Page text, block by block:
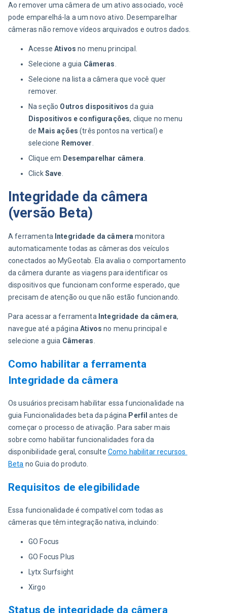
Ao remover uma câmera de um ativo associado, você
pode emparelhá-la a um novo ativo. Desemparelhar
câmeras não remove vídeos arquivados e outros dados.
AcesseAtivos no menu principal.
Selecione a guia Câmeras
Selecione na lista a câmera que você quer
remover.
Na seção Outros dispositivos da guia
Dispositivos e configurações, clique no menu
de Mais ações (três pontos na vertical) e
selecione Remover
Clique em Desemparelhar câmera
ClickSave
Integridade da câmera
(versão Beta)
A ferramenta Integridade da câmera monitora
automaticamente todas as câmeras dos veículos
conectados ao MyGeotab. Ela avalia o comportamento
da câmera durante as viagens para identificar os
dispositivos que funcionam conforme esperado, que
precisam de atenção ou que não estão funcionando.
Para acessar a ferramenta Integridade da câmera,
navegue até a página Ativos no menu principal e
selecione a guia Câmeras.
Como habilitar a ferramenta
Integridade da câmera
Os usuários precisam habilitar essa funcionalidade na
guia Funcionalidades beta da página Perfil antes de
começar o processo de ativação. Para saber mais
sobre como habilitar funcionalidades fora da
disponibilidade geral, consulte Como habilitar recursos
Beta no Guia do produto.
Requisitos de elegibilidade
Essa funcionalidade é compatível com todas as
câmeras que têm integração nativa, incluindo:
GO Focus
GO Focus Plus
Lytx Surfsight
Xirgo
Status de integridade da câmera